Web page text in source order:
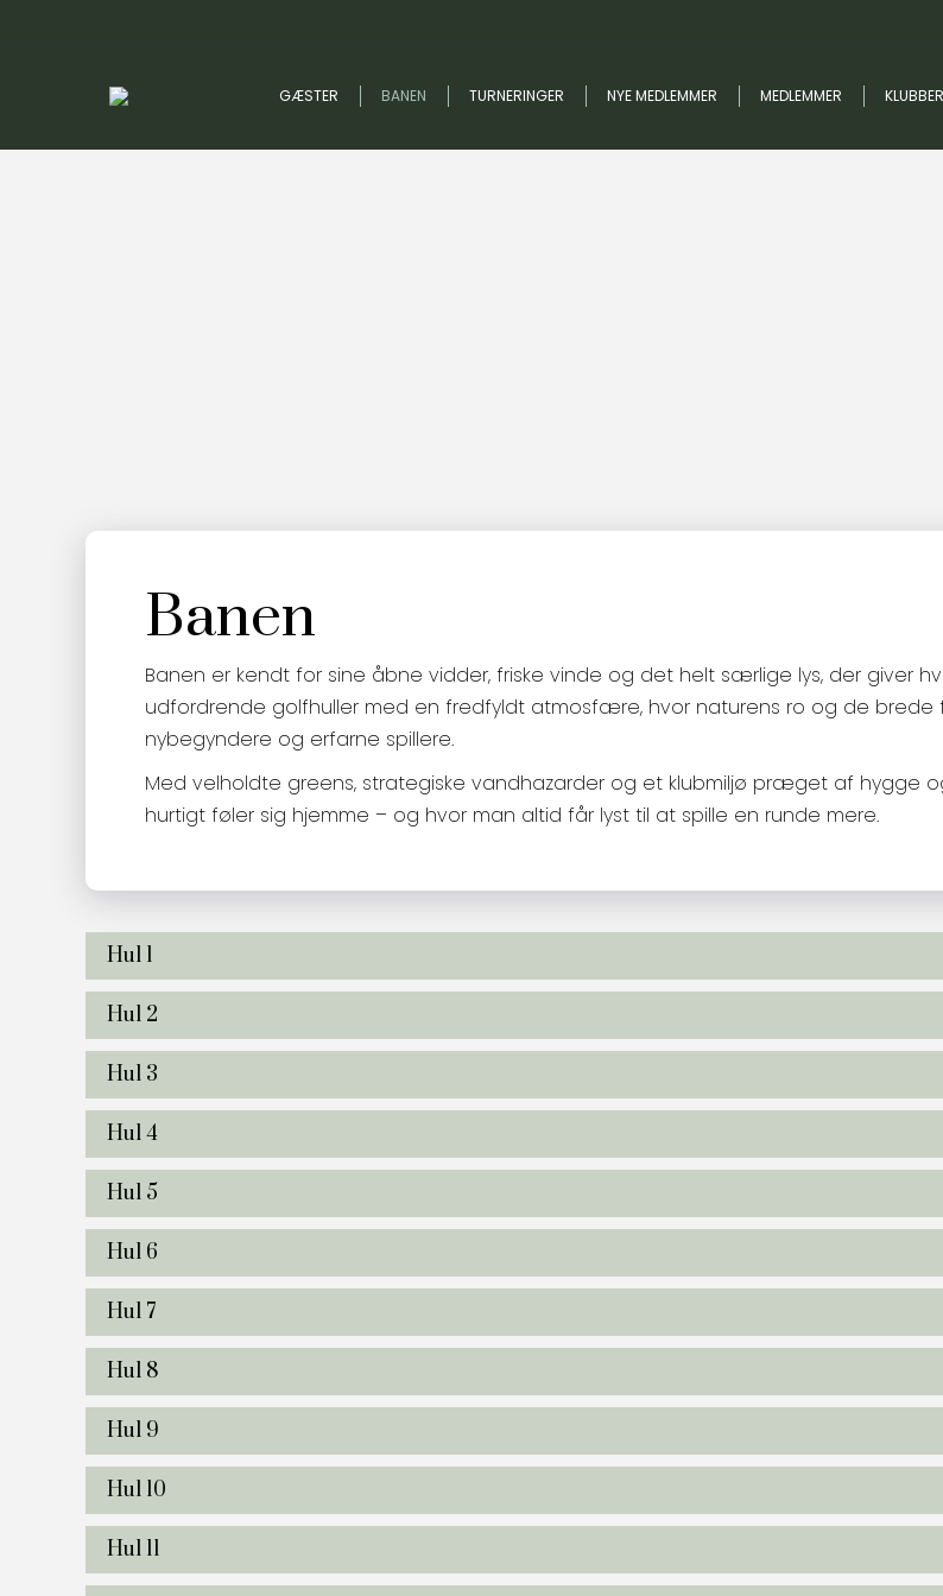
GÆSTER BANEN TURNERINGER NYE MEDLEMMER MEDLEMMER
Banen
Banen er kendt for sine åbne vidder, friske vinde og det helt særlige lys, der giver
udfordrende golfhuller med en fredfyldt atmosfære, hvor naturens ro og de brede
nybegyndere og erfarne spillere.
Med velholdte greens, strategiske vandhazarder og et klubmiljø præget af hygge
hurtigt føler sig hjemme – og hvor man altid får lyst til at spille en runde mere.
Hul 1
Hul 2
Hul 3
Hul 4
Hul 5
Hul 6
Hul 7
Hul 8
Hul 9
Hul 10
Hul 11